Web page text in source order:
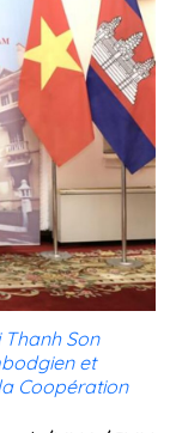
Son
et
Coopération